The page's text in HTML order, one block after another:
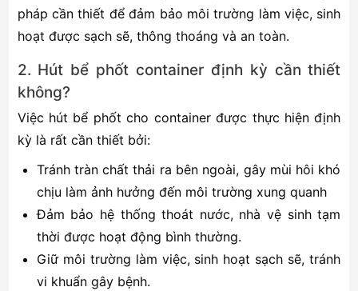
pháp cần thiết để đảm bảo môi trường làm việc, sinh
hoạt được sạch sẽ, thông thoáng và an toàn.
2. Hút bể phốt container định kỳ cần thiết
không?
Việc hút bể phốt cho container được thực hiện định
kỳ là rất cần thiết bởi:
Tránh tràn chất thải ra bên ngoài, gây mùi hôi khó
chịu làm ảnh hưởng đến môi trường xung quanh
Đảm bảo hệ thống thoát nước, nhà vệ sinh tạm
thời được hoạt động bình thường.
Giữ môi trường làm việc, sinh hoạt sạch sẽ, tránh
vi khuẩn gây bệnh.